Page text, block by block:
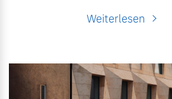
Weiterlesen